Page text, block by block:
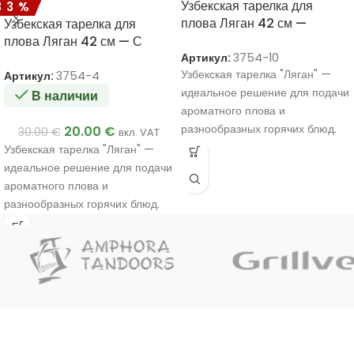
Узбекская тарелка для
плова Ляган 42 см — С
Артикул: 3754-4
В наличии
30.00€ 20.00 € вкл. VAT
Узбекская тарелка "Ляган" —
идеальное решение для подачи
ароматного плова и
разнообразных горячих блюд.
Узбекская тарелка для
плова Ляган 42 см —
подсолнухов
Артикул: 3754-10
Узбекская тарелка "Ляган" —
идеальное решение для подачи
ароматного плова и
разнообразных горячих блюд.